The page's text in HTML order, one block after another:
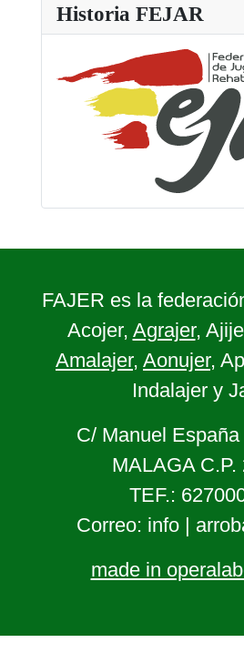
Historia FEJAR
FAJER es la
Acojer, Agrajer,
Amalajer, Aonujer,
Indalajer y
C/ Manuel
MALAGA C.P.
TEF.:
Correo: info |
made in